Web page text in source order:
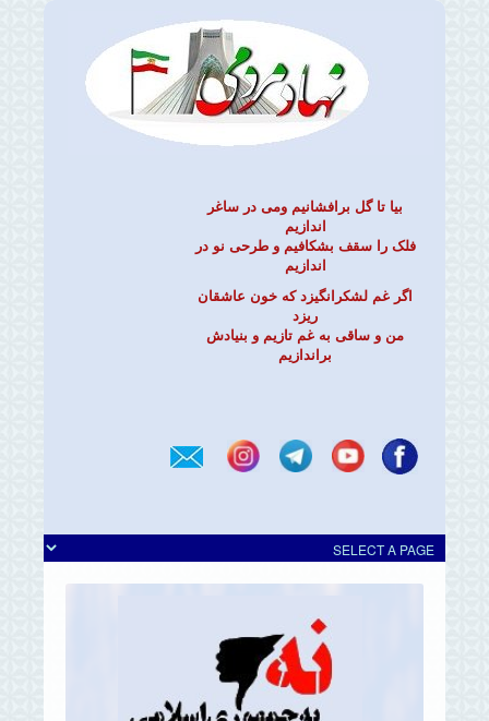
بیا تا گل برافشانیم ومی در ساغر
اندازیم
فلک را سقف بشکافیم و طرحی نو در
اندازیم
اگر غم لشکرانگیزد که خون عاشقان
ریزد
من و ساقی به غم تازیم و بنیادش
براندازیم